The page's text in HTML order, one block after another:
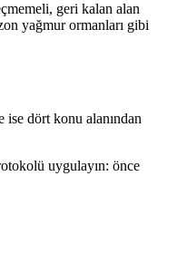
geri kalan alan
yağmur ormanları gibi
ise dört konu alanından
uygulayın: önce